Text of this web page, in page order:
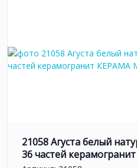
21058 Агуста белый
36 частей керамогранит